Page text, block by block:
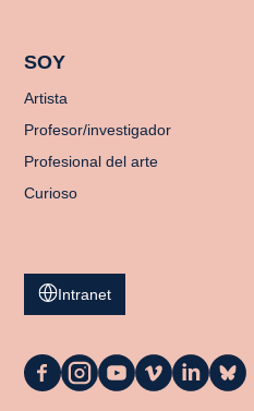
SOY
Artista
Profesor/investigador
Profesional del arte
Curioso
Intranet
La
La
La
La
La
La